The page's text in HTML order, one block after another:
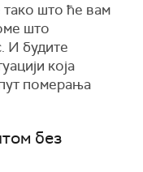
тако што ће вам
што
И будите
која
померања
без